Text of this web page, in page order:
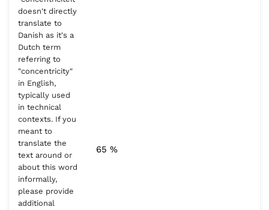
doesn't directly
translate to
Danish as it's a
Dutch term
referring to
"concentricity"
in English,
typically used
in technical
contexts. If you
meant to
translate the
text around or
about this word
informally,
please provide
additional
65 %